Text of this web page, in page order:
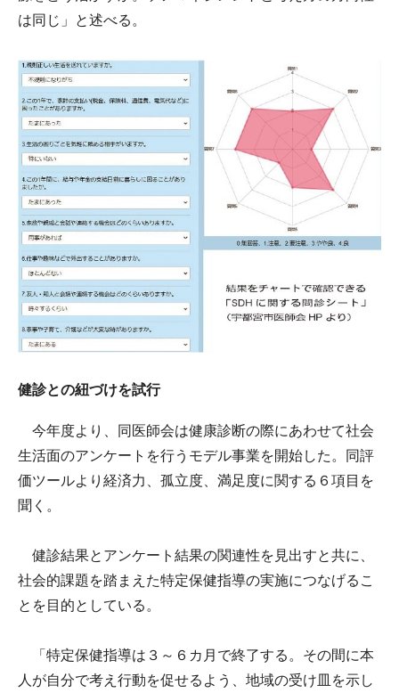
は同じ」と述べる。
健診との紐づけを試行
今年度より、同医師会は健康診断の際にあわせて社会
生活面のアンケートを行うモデル事業を開始した。同評
価ツールより経済力、孤立度、満足度に関する６項目を
聞く。
健診結果とアンケート結果の関連性を見出すと共に、
社会的課題を踏まえた特定保健指導の実施につなげるこ
とを目的としている。
「特定保健指導は３～６カ月で終了する。その間に本
人が自分で考え行動を促せるよう、地域の受け皿を示し